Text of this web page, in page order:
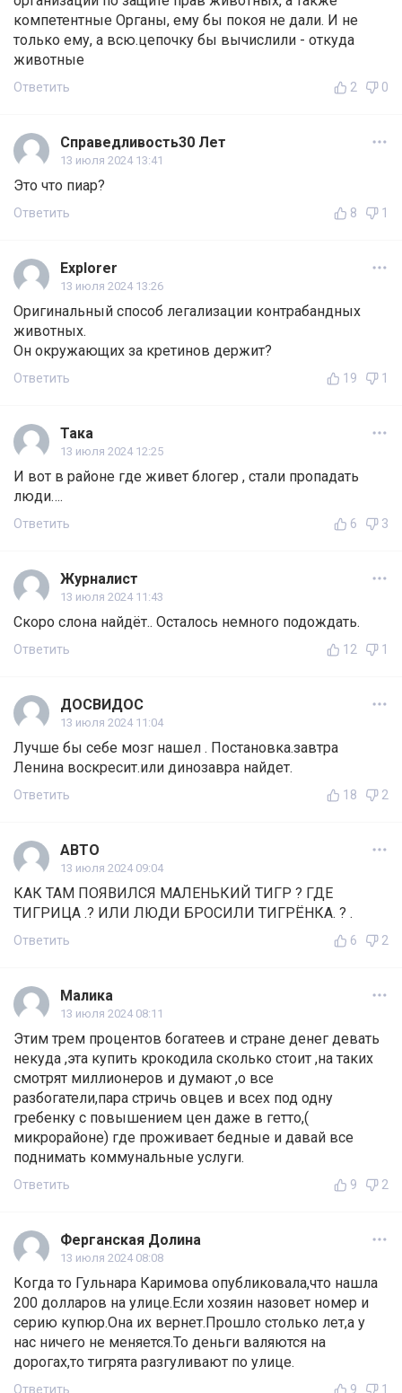
компетентные Органы, ему бы покоя не дали. И не
только ему, а всю.цепочку бы вычислили - откуда
животные
Ответить 2 0
Справедливость30 Лет
13 июля 2024 13:41
Это что пиар?
Ответить 8 1
Explorer
13 июля 2024 13:26
Оригинальный способ легализации контрабандных
животных.
Он окружающих за кретинов держит?
Ответить 19 1
Така
13 июля 2024 12:25
И вот в районе где живет блогер , стали пропадать
люди….
Ответить 6 3
Журналист
13 июля 2024 11:43
Скоро слона найдёт.. Осталось немного подождать.
Ответить 12 1
ДОСВИДОС
13 июля 2024 11:04
Лучше бы себе мозг нашел . Постановка.завтра
Ленина воскресит.или динозавра найдет.
Ответить 18 2
АВТО
13 июля 2024 09:04
КАК ТАМ ПОЯВИЛСЯ МАЛЕНЬКИЙ ТИГР ? ГДЕ
ТИГРИЦА .? ИЛИ ЛЮДИ БРОСИЛИ ТИГРЁНКА. ? .
Ответить 6 2
Малика
13 июля 2024 08:11
Этим трем процентов богатеев и стране денег девать
некуда ,эта купить крокодила сколько стоит ,на таких
смотрят миллионеров и думают ,о все
разбогатели,пара стричь овцев и всех под одну
гребенку с повышением цен даже в гетто,(
микрорайоне) где проживает бедные и давай все
поднимать коммунальные услуги.
Ответить 9 2
Ферганская Долина
13 июля 2024 08:08
Когда то Гульнара Каримова опубликовала,что нашла
200 долларов на улице.Если хозяин назовет номер и
серию купюр.Она их вернет.Прошло столько лет,а у
нас ничего не меняется.То деньги валяются на
дорогах,то тигрята разгуливают по улице.
Ответить 9 1